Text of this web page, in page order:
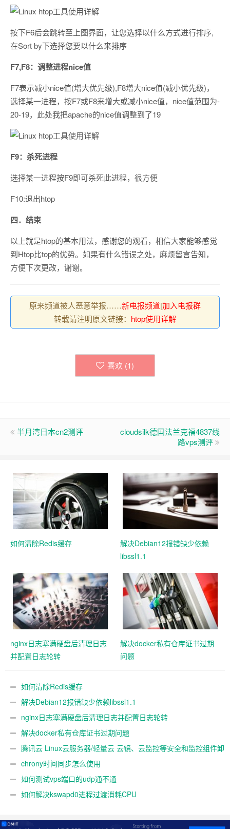
按下F6后会跳转至上图界面，让您选择以什么方式进行排序,
在Sort by下选择您要以什么来排序
F7,F8：调整进程nice值
F7表示减小nice值(增大优先级),F8增大nice值(减小优先级)，
选择某一进程，按F7或F8来增大或减小nice值，nice值范围为-
20-19，此处我把apache的nice值调整到了19
F9：杀死进程
选择某一进程按F9即可杀死此进程，很方便
F10:退出htop
四．结束
以上就是htop的基本用法，感谢您的观看，相信大家能够感觉
到Htop比top的优势。如果有什么错误之处，麻烦留言告知，
方便下次更改，谢谢。
原来频道被人恶意举报……新电报频道|加入电报群
转载请注明原文链接： htop使用详解
喜欢 (1)
半月湾日本cn2测评
cloudsilk德国法兰克福4837线
路vps测评
如何清除Redis缓存
解决Debian12报错缺少依赖
libssl1.1
nginx日志塞满硬盘后清理日志
并配置日志轮转
解决docker私有仓库证书过期
问题
如何清除Redis缓存
解决Debian12报错缺少依赖libssl1.1
nginx日志塞满硬盘后清理日志并配置日志轮转
解决docker私有仓库证书过期问题
腾讯云 Linux云服务器/轻量云 云镜、云监控等安全和监控组件卸
载教程chrony时间同步怎么使用
如何测试vps端口的udp通不通
如何解决kswapd0进程过渡消耗CPU